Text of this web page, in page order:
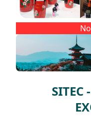
SITEC